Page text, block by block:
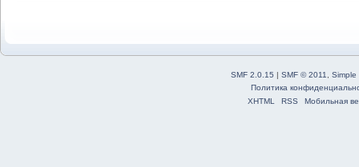
SMF 2.0.15 | SMF © 2011
Simple
Политика
XHTML
RSS Мобильная